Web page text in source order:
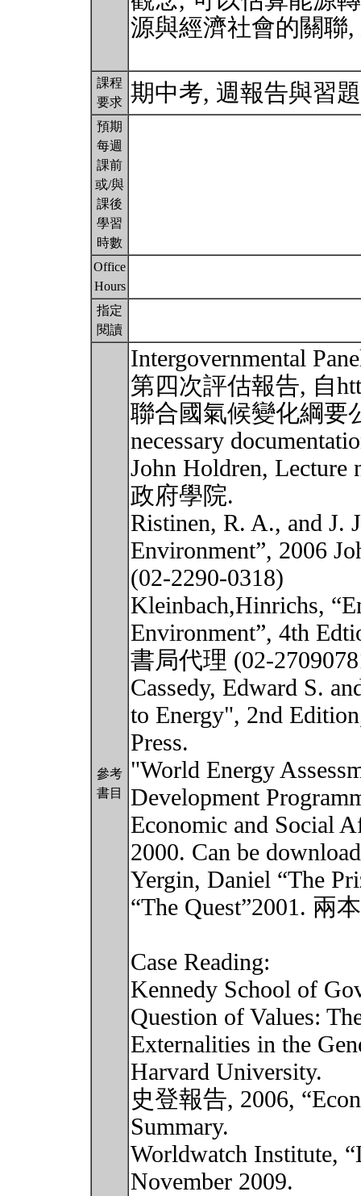
源與經濟社會的關聯
課程
要求 期中考, 週報告與習
預期
每週
課前
或/與
課後
學習
時數
Office
Hours
指定
閱讀
參考
書目
Intergovernmental
第四次評估報告, 自
聯合國氣候變化綱要
necessary
John Holdren,
政府學院.
Ristinen, R. A., and J.
Environment”, 2006
(02-2290-0318)
Kleinbach,Hinrichs,
Environment”, 4th
書局代理 (02-
Cassedy, Edward S.
to Energy", 2nd
Press.
"World Energy
Development
Economic and Social
2000. Can be
Yergin, Daniel “The
“The Quest”2001. 兩
Case Reading:
Kennedy School of
Question of Values:
Externalities in the
Harvard University.
史登報告, 2006,
Summary.
Worldwatch Institute,
November 2009.